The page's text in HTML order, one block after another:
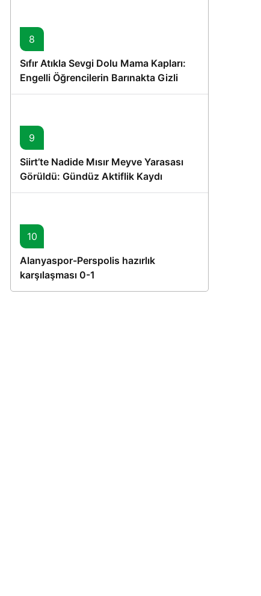
8
Sıfır Atıkla Sevgi Dolu Mama Kapları:
Engelli Öğrencilerin Barınakta Gizli
Dostları İçin Gönüllü Proje
9
Siirt’te Nadide Mısır Meyve Yarasası
Görüldü: Gündüz Aktiflik Kaydı
10
Alanyaspor-Perspolis hazırlık
karşılaşması 0-1